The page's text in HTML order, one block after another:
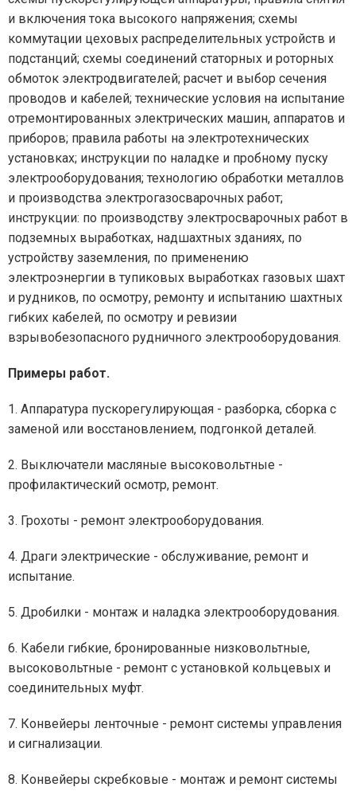
и включения тока высокого напряжения; схемы
коммутации цеховых распределительных устройств и
подстанций; схемы соединений статорных и роторных
обмоток электродвигателей; расчет и выбор сечения
проводов и кабелей; технические условия на испытание
отремонтированных электрических машин, аппаратов и
приборов; правила работы на электротехнических
установках; инструкции по наладке и пробному пуску
электрооборудования; технологию обработки металлов
и производства электрогазосварочных работ;
инструкции: по производству электросварочных работ в
подземных выработках, надшахтных зданиях, по
устройству заземления, по применению
электроэнергии в тупиковых выработках газовых шахт
и рудников, по осмотру, ремонту и испытанию шахтных
гибких кабелей, по осмотру и ревизии
взрывобезопасного рудничного электрооборудования.
Примеры работ.
1. Аппаратура пускорегулирующая - разборка, сборка с
заменой или восстановлением, подгонкой деталей.
2. Выключатели масляные высоковольтные -
профилактический осмотр, ремонт.
3. Грохоты - ремонт электрооборудования.
4. Драги электрические - обслуживание, ремонт и
испытание.
5. Дробилки - монтаж и наладка электрооборудования.
6. Кабели гибкие, бронированные низковольтные,
высоковольтные - ремонт с установкой кольцевых и
соединительных муфт.
7. Конвейеры ленточные - ремонт системы управления
и сигнализации.
8. Конвейеры скребковые - монтаж и ремонт системы